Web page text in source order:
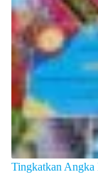
Tingkatkan Angka